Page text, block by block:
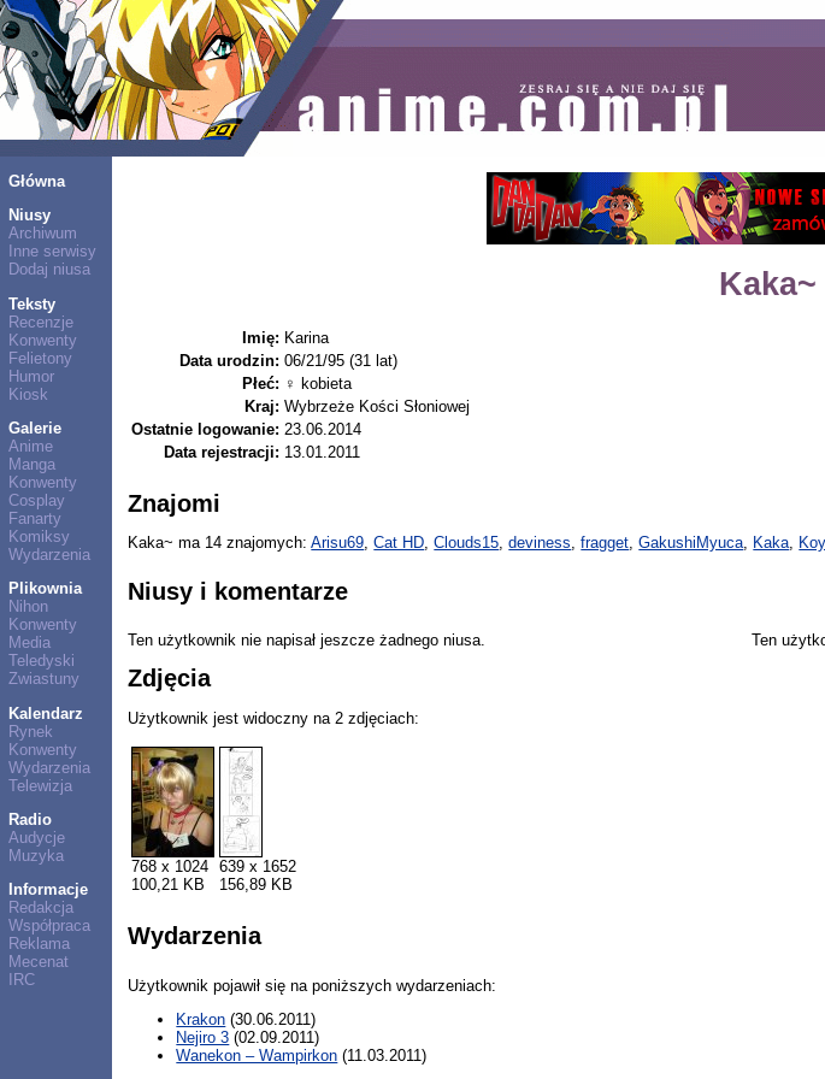
Główna
Niusy
Archiwum
Inne serwisy
Dodaj niusa
Teksty
Recenzje
Konwenty
Felietony
Humor
Kiosk
Galerie
Anime
Manga
Konwenty
Cosplay
Fanarty
Komiksy
Wydarzenia
Plikownia
Nihon
Konwenty
Media
Teledyski
Zwiastuny
Kalendarz
Rynek
Konwenty
Wydarzenia
Telewizja
Radio
Audycje
Muzyka
Informacje
Redakcja
Współpraca
Reklama
Mecenat
IRC
Kaka~
Imię: Karina
Data urodzin: 06/21/95 (31 lat)
Płeć: ♀ kobieta
Kraj: Wybrzeże Kości Słoniowej
Ostatnie logowanie: 23.06.2014
Data rejestracji: 13.01.2011
Znajomi
Kaka~ ma 14 znajomych:Arisu69,Cat HD,Clouds15,deviness,fragget,GakushiMyuca, Kaka,
Niusy i komentarze
Ten użytkownik nie napisał jeszcze żadnego niusa. Ten
Zdjęcia
Użytkownik jest widoczny na 2 zdjęciach:
768 x 1024
100,21 KB
639 x 1652
156,89 KB
Wydarzenia
Użytkownik pojawił się na poniższych wydarzeniach:
Krakon (30.06.2011)
Nejiro 3 (02.09.2011)
Wanekon – Wampirkon (11.03.2011)